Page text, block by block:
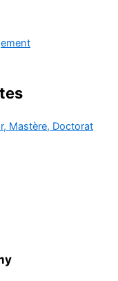
Mastère, Doctorat